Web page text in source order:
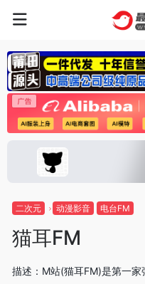
二次元 动漫影音 电台FM
猫耳FM
描述：M站(猫耳FM)是第一